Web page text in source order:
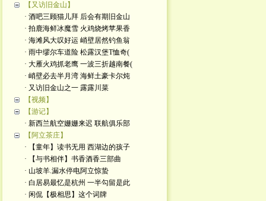
【又访旧金山】
· 酒吧三顾猫儿拜 后会有期旧金山
· 拍鹿海鲜冰魔雪 火鸡烧烤苹果香
· 海滩风大叹好运 峭壁居然钓鱼翁
· 雨中缪尔车道险 松露汉堡T恤奇(
· 大雁火鸡抓老鹰 一波三折越南餐(
· 峭壁必去半月湾 海鲜土豪卡尔炖
· 又访旧金山之一 露露川菜
【视频】
【游记】
· 新西兰航空姗姗来迟 联航俱乐部
【阿立茶庄】
· 【童年】读书无用 西湖边的孩子
· 【与书相伴】书香酒香三部曲
· 山坡羊.漏水停电阿立惊蛰
· 白居易最忆是杭州 一半勾留是此
· 闲侃【极相思】这个词牌